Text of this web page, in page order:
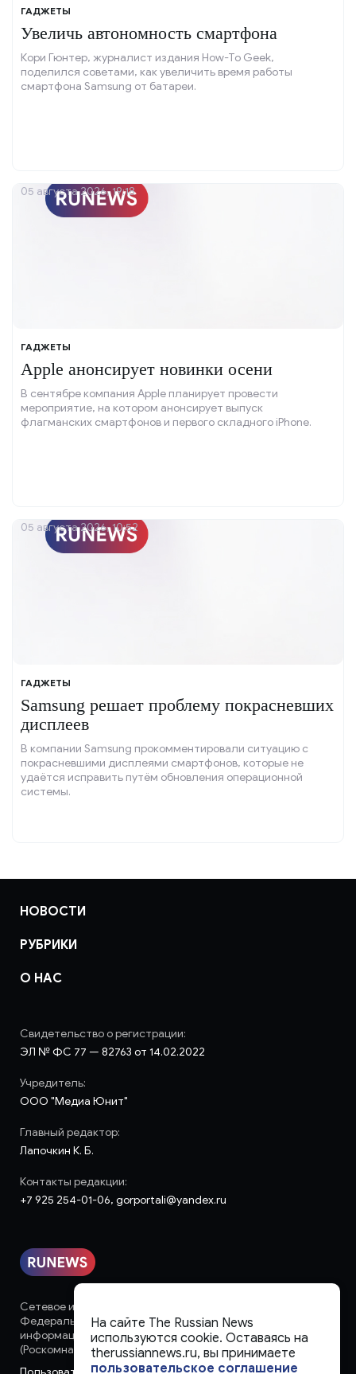
ГАДЖЕТЫ
Увеличь автономность смартфона
Кори Гюнтер, журналист издания How-To Geek,
поделился советами, как увеличить время работы
смартфона Samsung от батареи.
ГАДЖЕТЫ
Apple анонсирует новинки осени
В сентябре компания Apple планирует провести
мероприятие, на котором анонсирует выпуск
флагманских смартфонов и первого складного iPhone.
05 августа 2026, 19:18
ГАДЖЕТЫ
Samsung решает проблему покрасневших
дисплеев
В компании Samsung прокомментировали ситуацию с
покрасневшими дисплеями смартфонов, которые не
удаётся исправить путём обновления операционной
системы.
05 августа 2026, 10:52
НОВОСТИ
РУБРИКИ
О НАС
Сетевое издание «runews» (18+) зарегистрировано в
Федеральной службе по надзору в сфере связи,
информационных технологий и массовых коммуникаций
(Роскомнадзор)
Свидетельство о регистрации:
ЭЛ № ФС 77 — 82763 от 14.02.2022
Учредитель:
ООО "Медиа Юнит"
Главный редактор:
Лапочкин К. Б.
Контакты редакции:
+7 925 254-01-06, gorportali@yandex.ru
На сайте The Russian News
используются cookie. Оставаясь на
therussiannews.ru, вы принимаете
пользовательское соглашение